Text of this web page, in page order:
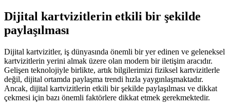
Dijital kartvizitlerin etkili bir şekilde
paylaşılması
Dijital kartvizitler, iş dünyasında önemli bir yer edinen ve geleneksel
kartvizitlerin yerini almak üzere olan modern bir iletişim aracıdır.
Gelişen teknolojiyle birlikte, artık bilgilerimizi fiziksel kartvizitlerle
değil, dijital ortamda paylaşma trendi hızla yaygınlaşmaktadır.
Ancak, dijital kartvizitlerin etkili bir şekilde paylaşılması ve dikkat
çekmesi için bazı önemli faktörlere dikkat etmek gerekmektedir.